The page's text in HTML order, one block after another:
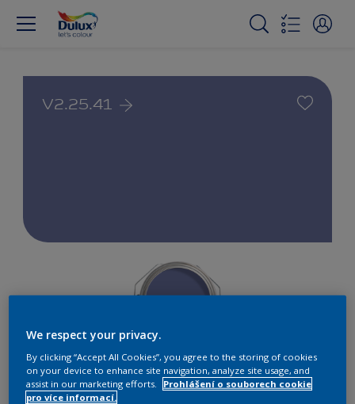
V2.25.41
Najít výrobek v tomto odstínu
We respect your privacy.
By clicking “Accept All Cookies”, you agree to the storing of cookies
on your device to enhance site navigation, analyze site usage, and
assist in our marketing efforts.
Prohlášení o souborech cookie
pro více informací.